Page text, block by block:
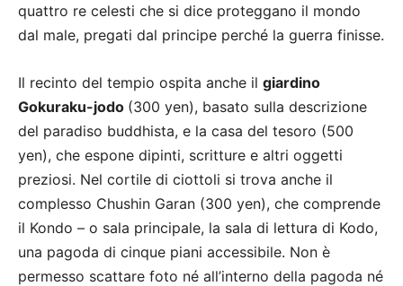
quattro re celesti che si dice proteggano il mondo
dal male, pregati dal principe perché la guerra finisse.
Il recinto del tempio ospita anche il giardino
Gokuraku-jodo (300 yen), basato sulla descrizione
del paradiso buddhista, e la casa del tesoro (500
yen), che espone dipinti, scritture e altri oggetti
preziosi. Nel cortile di ciottoli si trova anche il
complesso Chushin Garan (300 yen), che comprende
il Kondo – o sala principale, la sala di lettura di Kodo,
una pagoda di cinque piani accessibile. Non è
permesso scattare foto né all’interno della pagoda né